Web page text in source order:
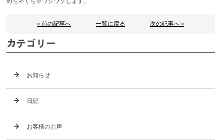
« 前の記事へ 一覧に戻る 次の記事へ »
カテゴリー
お知らせ
日記
お客様のお声